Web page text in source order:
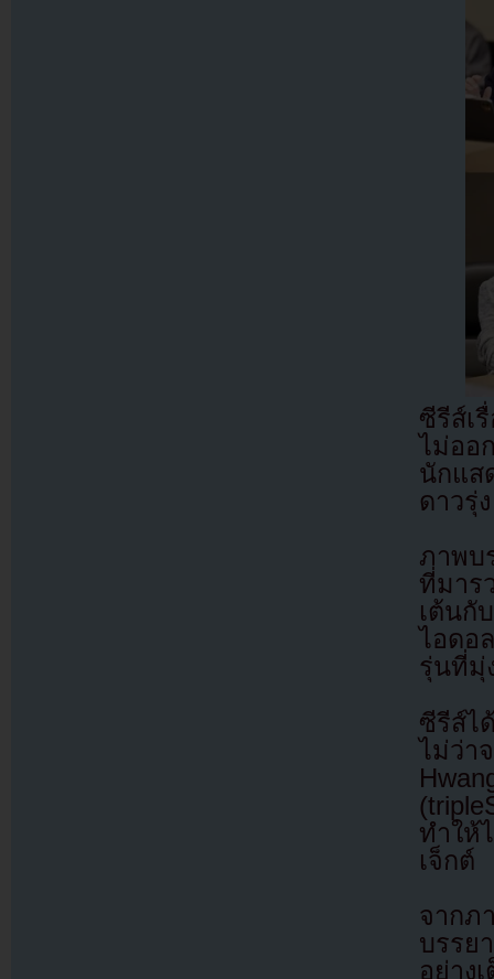
ซีรีส์เ
ไม่ออ
นักแส
ดาวรุ่ง
ภาพบ
ที่มาร
เต้นกั
ไอดอ
รุ่นที่มุ่
ซีรีส์ไ
ไม่ว่า
ทำให้
เจ็กต์
จาก
บรรย
อย่าง